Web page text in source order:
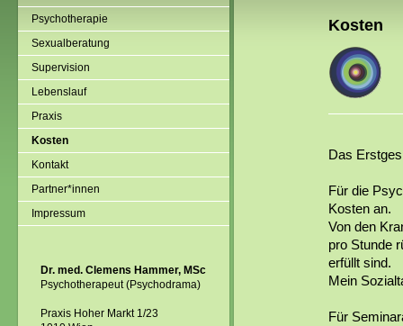
Psychotherapie
Sexualberatung
Supervision
Lebenslauf
Praxis
Kosten
Kontakt
Partner*innen
Impressum
Dr. med. Clemens Hammer, MSc
Psychotherapeut (Psychodrama)
Praxis Hoher Markt 1/23
Kosten
Das
Für die
Kosten an.
Von den
pro Stunde
erfüllt sind.
Mein
Für